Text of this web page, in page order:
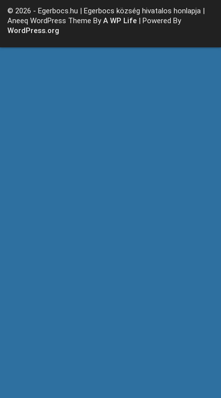
© 2026 - Egerbocs.hu | Egerbocs község hivatalos honlapja |
Aneeq WordPress Theme ByA WP Life | Powered By
WordPress.org